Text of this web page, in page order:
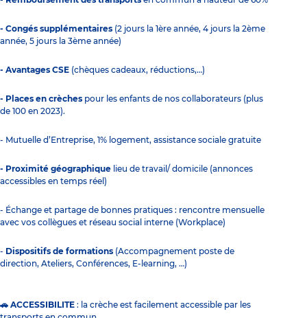
- Congés supplémentaires (2 jours la 1ère année, 4 jours la 2ème
année, 5 jours la 3ème année)
- Avantages CSE (chèques cadeaux, réductions,…)
- Places en crèches pour les enfants de nos collaborateurs (plus
de 100 en 2023).
- Mutuelle d’Entreprise, 1% logement, assistance sociale gratuite
- Proximité géographique lieu de travail/ domicile (annonces
accessibles en temps réel)
- Échange et partage de bonnes pratiques : rencontre mensuelle
avec vos collègues et réseau social interne (Workplace)
- Dispositifs de formations (Accompagnement poste de
direction, Ateliers, Conférences, E-learning, …)
🚗 ACCESSIBILITE : la crèche est facilement accessible par les